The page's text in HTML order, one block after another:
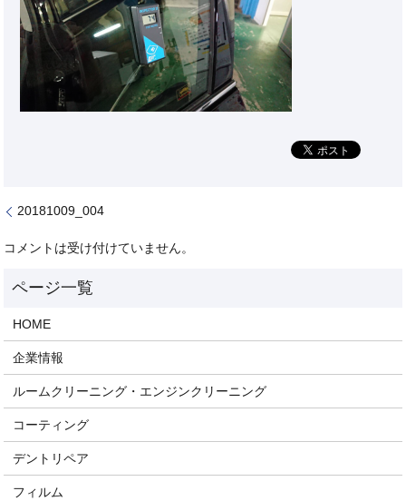
20181009_004
コメントは受け付けていません。
HOME
企業情報
ルームクリーニング・エンジンクリーニング
コーティング
デントリペア
フィルム